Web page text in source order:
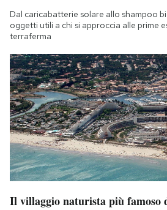
Dal caricabatterie solare allo shampoo
oggetti utili a chi si approccia alle prime
terraferma
Il villaggio naturista più famoso